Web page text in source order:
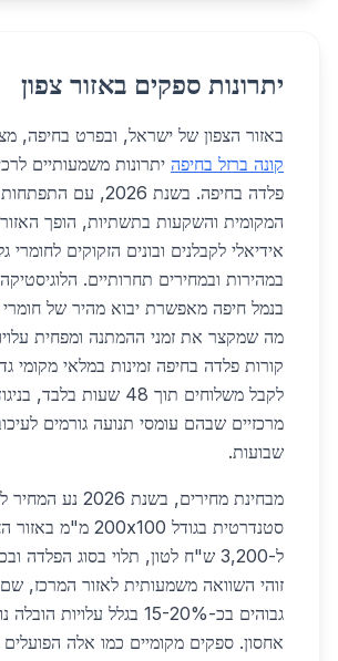
יתרונות ספקים באזור צפון
באזור הצפון של ישראל, ובפרט בחיפה,
קונה ברזל בחיפה יתרונות משמעותיים
פלדה בחיפה. בשנת 2026,
המקומית והשקעות בתשתיות, הופך
אידיאלי לקבלנים ובונים הזקוקים לחומרי
במהירות ובמחירים תחרותיים.
בנמל חיפה מאפשרת יבוא מהיר של חומרי
מה שמקצר את זמני ההמתנה ומפחית
קורות פלדה בחיפה זמינות במלאי מקומי
לקבל משלוחים תוך 48 שעות
מרכזיים שבהם עומסי תנועה גורמים
שבועות.
מבחינת מחירים, בשנת
ל-3,200 ש"ח לטון, תלוי בסוג הפלדה
זוהי השוואה משמעותית לאזור המרכז,
גבוהים בכ-15-20% בגלל עלויות
אחסון. ספקים מקומיים כמו אלה